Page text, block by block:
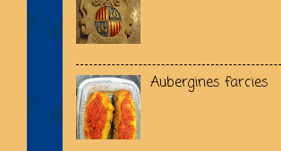
Aubergines farcies